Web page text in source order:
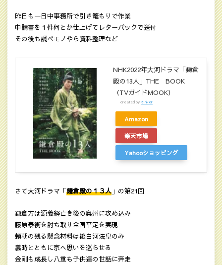
昨日も一日中事務所で引き篭もりで作業
申請書を１件何とか仕上げてレターパックで送付
その後も調べモノやら資料整理など
NHK2022年大河ドラマ「鎌倉
殿の13人」THE BOOK
（TVガイドMOOK）
created byRinker
Amazon
楽天市場
Yahooショッピング
さて大河ドラマ「鎌倉殿の１３人 」の第21回
鎌倉方は源義経亡き後の奥州に攻め込み
藤原泰衡を討ち取り全国平定を実現
頼朝の残る懸念材料は後白河法皇のみ
義時とともに京へ思いを巡らせる
金剛も成長し八重も子供達の世話に奔走